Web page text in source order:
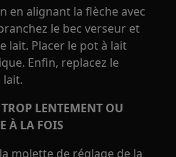
en alignant la flèche avec
le bec verseur et
lait. Placer le pot à lait
Enfin, replacez le
lait.
LENTEMENT OU
À LA FOIS
molette de réglage de la